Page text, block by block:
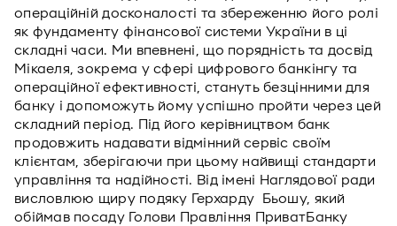
операційній досконалості та збереженню його ролі
як фундаменту фінансової системи України в ці
складні часи. Ми впевнені, що порядність та досвід
Мікаеля, зокрема у сфері цифрового банкінгу та
операційної ефективності, стануть безцінними для
банку і допоможуть йому успішно пройти через цей
складний період. Під його керівництвом банк
продовжить надавати відмінний сервіс своїм
клієнтам, зберігаючи при цьому найвищі стандарти
управління та надійності. Від імені Наглядової ради
висловлюю щиру подяку Герхарду Бьошу, який
обіймав посаду Голови Правління ПриватБанку